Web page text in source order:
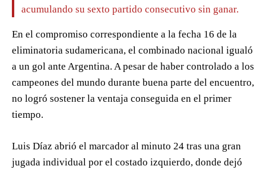
acumulando su sexto partido consecutivo sin ganar.
En el compromiso correspondiente a la fecha 16 de la
eliminatoria sudamericana, el combinado nacional igualó
a un gol ante Argentina. A pesar de haber controlado a los
campeones del mundo durante buena parte del encuentro,
no logró sostener la ventaja conseguida en el primer
tiempo.
Luis Díaz abrió el marcador al minuto 24 tras una gran
jugada individual por el costado izquierdo, donde dejó